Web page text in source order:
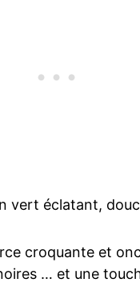
vert éclatant,
croquante et
… et une